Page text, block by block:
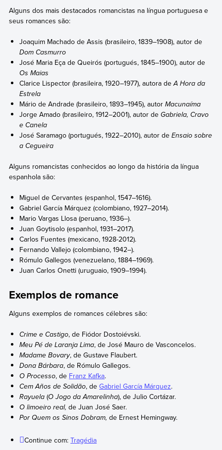
Alguns dos mais destacados romancistas na língua portuguesa e
seus romances são:
Joaquim Machado de Assis (brasileiro, 1839–1908), autor de
Dom Casmurro
José Maria Eça de Queirós (portugués, 1845–1900), autor de
Os Maias
Clarice Lispector (brasileira, 1920–1977), autora deA Hora da
Estrela
Mário de Andrade (brasileiro, 1893–1945), autorMacunaíma
Jorge Amado (brasileiro, 1912–2001), autor deGabriela, Cravo
e Canela
José Saramago (portugués, 1922–2010), autor deEnsaio sobre
a Cegueira
Alguns romancistas conhecidos ao longo da história da língua
espanhola são:
Miguel de Cervantes (espanhol, 1547–1616).
Gabriel García Márquez (colombiano, 1927–2014).
Mario Vargas Llosa (peruano, 1936–).
Juan Goytisolo (espanhol, 1931–2017).
Carlos Fuentes (mexicano, 1928-2012).
Fernando Vallejo (colombiano, 1942–).
Rómulo Gallegos (venezuelano, 1884–1969).
Juan Carlos Onetti (uruguaio, 1909–1994).
Exemplos de romance
Alguns exemplos de romances célebres são:
Crime e Castigo, de Fiódor Dostoiévski.
Meu Pé de Laranja Lima, de José Mauro de Vasconcelos.
Madame Bovary, de Gustave Flaubert.
Dona Bárbara, de Rómulo Gallegos.
O Processo, de Franz Kafka.
Cem Años de Solidão, deGabriel García Márquez.
Rayuela(O Jogo da Amarelinha), de Julio Cortázar.
O limoeiro real,de Juan José Saer.
Por Quem os Sinos Dobram,de Ernest Hemingway.
Continue com:Tragédia